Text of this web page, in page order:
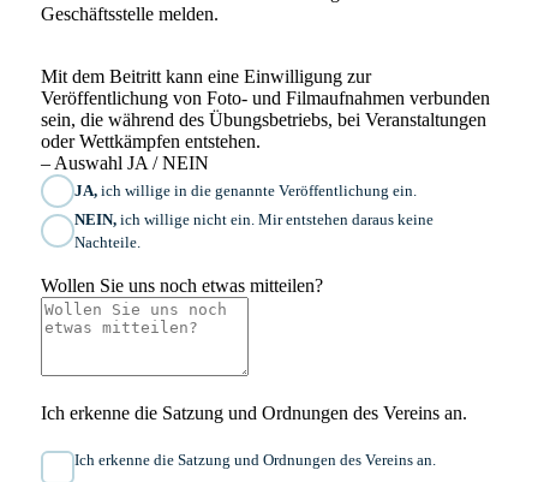
Geschäftsstelle melden.
Mit dem Beitritt kann eine Einwilligung zur
Veröffentlichung von Foto- und Filmaufnahmen verbunden
sein, die während des Übungsbetriebs, bei Veranstaltungen
oder Wettkämpfen entstehen.
– Auswahl JA / NEIN
JA,ich willige in die genannte Veröffentlichung ein.
NEIN,ich willige nicht ein. Mir entstehen daraus keine
Nachteile.
Wollen Sie uns noch etwas mitteilen?
Ich erkenne die Satzung und Ordnungen des Vereins an.
Ich erkenne die Satzung und Ordnungen des Vereins an.